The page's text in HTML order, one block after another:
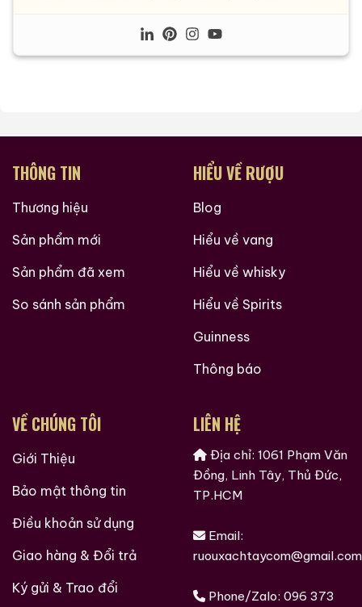
THÔNG TIN
Thương hiệu
Sản phẩm mới
Sản phẩm đã xem
So sánh sản phẩm
HIỂU VỀ RƯỢU
Blog
Hiểu về vang
Hiểu về whisky
Hiểu về Spirits
Guinness
Thông báo
VỀ CHÚNG TÔI
Giới Thiệu
Bảo mật thông tin
Điều khoản sử dụng
Giao hàng & Đổi trả
Ký gửi & Trao đổi
LIÊN HỆ
Địa chỉ: 1061 Phạm Văn
Đồng, Linh Tây, Thủ Đức,
TP.HCM
Email:
ruouxachtaycom@gmail.com
Phone/Zalo: 096 373